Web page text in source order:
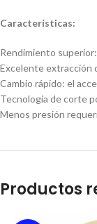
Características:
Rendimiento
Excelente extracción
Cambio rápido: el
Tecnología de corte
Menos presión
Productos